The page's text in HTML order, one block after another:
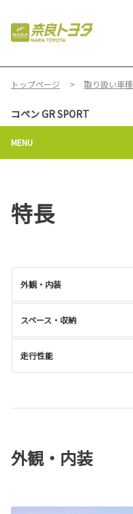
トップページ 取り扱い車種
コペン GR SPORT
MENU
特長
外観・内装
スペース・収納
走行性能
外観・内装